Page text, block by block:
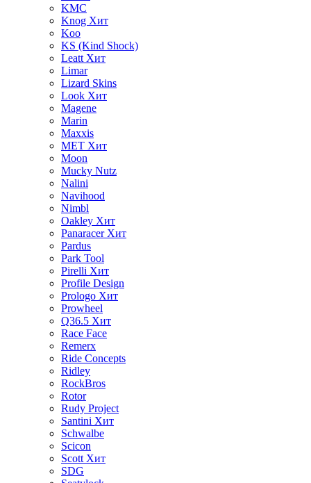
KMC
Knog Хит
Koo
KS (Kind Shock)
Leatt Хит
Limar
Lizard Skins
Look Хит
Magene
Marin
Maxxis
MET Хит
Moon
Mucky Nutz
Nalini
Navihood
Nimbl
Oakley Хит
Panaracer Хит
Pardus
Park Tool
Pirelli Хит
Profile Design
Prologo Хит
Prowheel
Q36.5 Хит
Race Face
Remerx
Ride Concepts
Ridley
RockBros
Rotor
Rudy Project
Santini Хит
Schwalbe
Scicon
Scott Хит
SDG